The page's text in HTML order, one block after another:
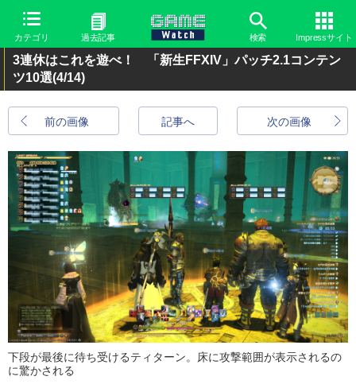
カテゴリ 過去記事 検索 Impressサイト
3連休はこれを遊べ！ 「新生FFXIV」パッチ2.1コンテン
ツ10選(4/14)
前の画像 次の画像
記事へ
下段が最後に待ち受けるティターン。床に攻撃範囲が表示されるの
に驚かされる